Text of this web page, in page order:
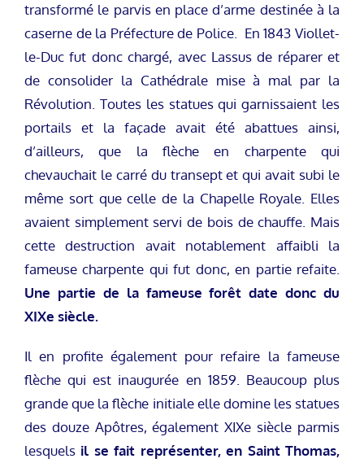
transformé le parvis en place d’arme destinée à la
caserne de la Préfecture de Police. En 1843 Viollet-
le-Duc fut donc chargé, avec Lassus de réparer et
de consolider la Cathédrale mise à mal par la
Révolution. Toutes les statues qui garnissaient les
portails et la façade avait été abattues ainsi,
d’ailleurs, que la flèche en charpente qui
chevauchait le carré du transept et qui avait subi le
même sort que celle de la Chapelle Royale. Elles
avaient simplement servi de bois de chauffe. Mais
cette destruction avait notablement affaibli la
fameuse charpente qui fut donc, en partie refaite.
Une partie de la fameuse forêt date donc du
XIXe siècle.
Il en profite également pour refaire la fameuse
flèche qui est inaugurée en 1859. Beaucoup plus
grande que la flèche initiale elle domine les statues
des douze Apôtres, également XIXe siècle parmis
lesquels il se fait représenter, en Saint Thomas,